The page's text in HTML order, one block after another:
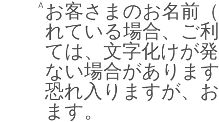
A お客さまのお名前
れている場合、ご
ては、文字化けが
ない場合がありま
恐れ入りますが、
ます。